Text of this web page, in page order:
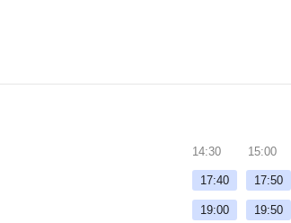
14:30 15:00
17:40 17:50
19:00 19:50